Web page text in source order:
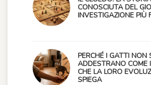
CONOSCIUTA DEL
INVESTIGAZIONE PIÙ
PERCHÉ I GATTI NON
ADDESTRANO COME
CHE LA LORO
SPIEGA